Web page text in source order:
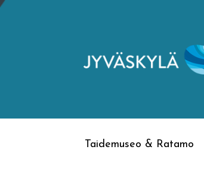
Siirry
Siirry
Taidemuseo & Ratamo